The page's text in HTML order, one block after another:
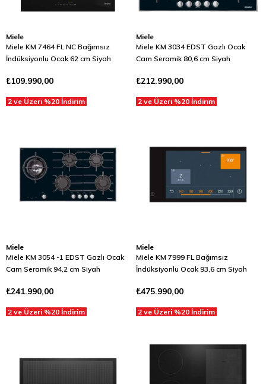
Miele
Miele KM 7464 FL NC Bağımsız
İndüksiyonlu Ocak 62 cm Siyah
₺109.990,00
2 ve Üzeri %20 İndirim
Miele
Miele KM 3034 EDST Gazlı Ocak
Cam Seramik 80,6 cm Siyah
₺212.990,00
2 ve Üzeri %20 İndirim
Miele
Miele KM 3054 -1 EDST Gazlı Ocak
Cam Seramik 94,2 cm Siyah
₺241.990,00
2 ve Üzeri %20 İndirim
Miele
Miele KM 7999 FL Bağımsız
İndüksiyonlu Ocak 93,6 cm Siyah
₺475.990,00
2 ve Üzeri %20 İndirim